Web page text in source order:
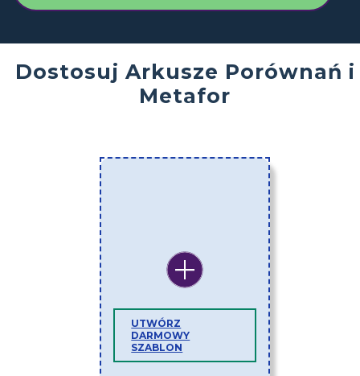
Dostosuj Arkusze Porównań i
Metafor
UTWÓRZ
DARMOWY
SZABLON